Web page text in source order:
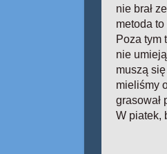
nie brał
metoda
Poza tym
nie
muszą
mieliśmy
grasował
W piatek,